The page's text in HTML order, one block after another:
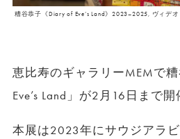
糟谷恭子《Diary of Eve’s Land》2023–2025, ヴィデオ
恵比寿のギャラリーMEMで
Eve’s Land」が2月16日まで開
本展は2023年にサウジアラ